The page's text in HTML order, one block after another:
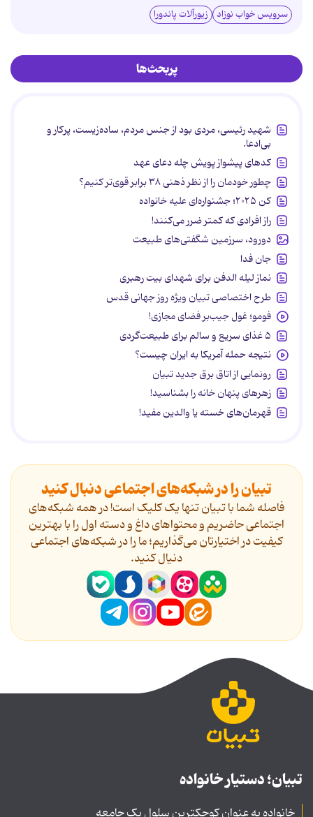
سرویس خواب نوزاد زیورآلات پاندورا
پربحث‌ها
شهید رئیسی، مردی بود از جنس مردم، ساده‌زیست، پرکار و
بی‌ادعا.
کدهای پیشواز پویش چله دعای عهد
چطور خودمان را از نظر ذهنی ۳۸ برابر قوی‌تر کنیم؟
کن ۲۰۲۵؛ جشنواره‌ای علیه خانواده
راز افرادی که کمتر ضرر می‌کنند!
دورود، سرزمین شگفتی‌های طبیعت
جان فدا
نماز لیله الدفن برای شهدای بیت رهبری
طرح اختصاصی تبیان ویژه روز جهانی قدس
فومو؛ غول جیب‌بر فضای مجازی!
۵ غذای سریع و سالم برای طبیعت‌گردی
نتیجه حمله آمریکا به ایران چیست؟
رونمایی از اتاق برق جدید تبیان
زهرهای پنهان خانه را بشناسید!
قهرمان‌های خسته یا والدین مفید!
تبیان را در شبکه‌های اجتماعی دنبال کنید
فاصله شما با تبیان تنها یک کلیک است! در همه شبکه‌های
اجتماعی حاضریم و محتواهای داغ و دسته اول را با بهترین
کیفیت در اختیارتان می‌گذاریم؛ ما را در شبکه‌های اجتماعی
دنیال کنید.
تبیان؛ دستیار خانواده